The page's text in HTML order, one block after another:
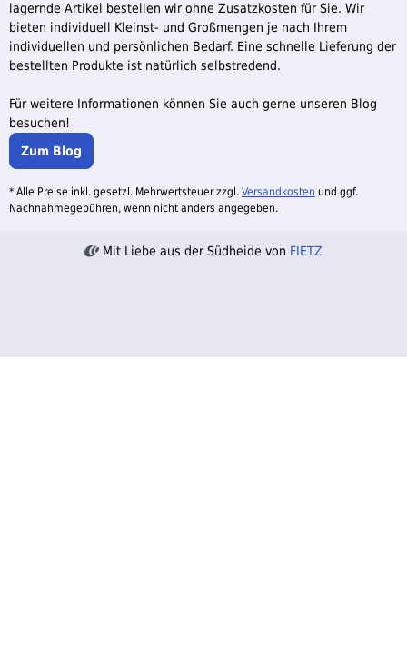
lagernde Artikel bestellen wir ohne Zusatzkosten für Sie. Wir
bieten individuell Kleinst- und Großmengen je nach Ihrem
individuellen und persönlichen Bedarf. Eine schnelle Lieferung der
bestellten Produkte ist natürlich selbstredend.
Für weitere Informationen können Sie auch gerne unseren Blog
besuchen!
Zum Blog
* Alle Preise inkl. gesetzl. Mehrwertsteuer zzgl. Versandkosten und ggf.
Nachnahmegebühren, wenn nicht anders angegeben.
Mit Liebe aus der Südheide von FIETZ